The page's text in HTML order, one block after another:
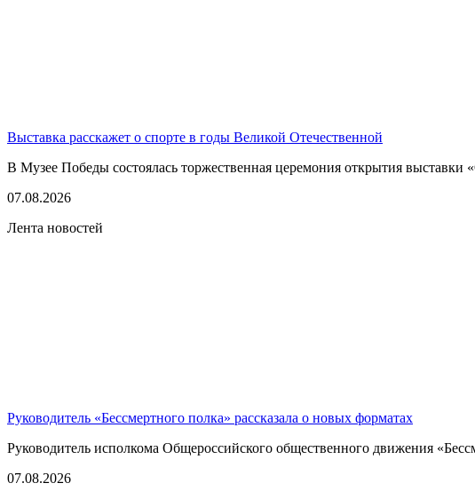
Выставка расскажет о спорте в годы Великой Отечественной
В Музее Победы состоялась торжественная церемония открытия
07.08.2026
Лента новостей
Руководитель «Бессмертного полка» рассказала о новых форматах
Руководитель исполкома Общероссийского общественного движения
07.08.2026